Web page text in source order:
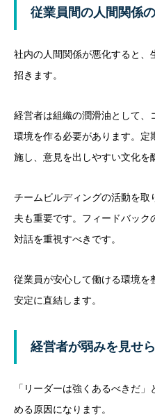
従業員間の人間関係
社内の人間関係が悪化すると、
招きます。
経営者は組織の潤滑油として
環境を作る必要があります。
施し、意見を出しやすい文化を
チームビルディングの活動を取
夫も重要です。フィードバッ
対話を重視すべきです。
従業員が安心して働ける環境
安定に直結します。
経営者が弱みを見せ
「リーダーは強くあるべきだ
める原因になります。